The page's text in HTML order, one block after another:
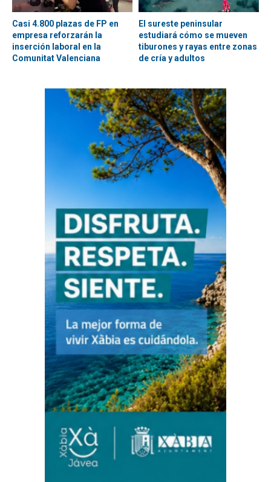
Casi 4.800 plazas de FP en
empresa reforzarán la
inserción laboral en la
Comunitat Valenciana
El sureste peninsular
estudiará cómo se mueven
tiburones y rayas entre zonas
de cría y adultos